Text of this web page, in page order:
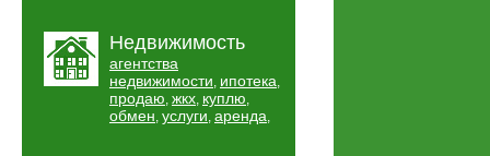
Недвижимость
агентства
недвижимости, ипотека,
продаю, жкх, куплю,
обмен, услуги, аренда,